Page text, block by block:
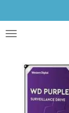
direct
naar